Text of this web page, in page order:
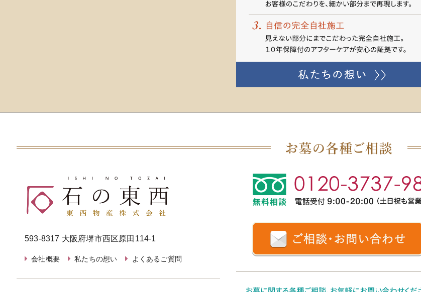
593-8317 大阪府堺市西区原田114-1
会社概要 私たちの想い よくあるご質問